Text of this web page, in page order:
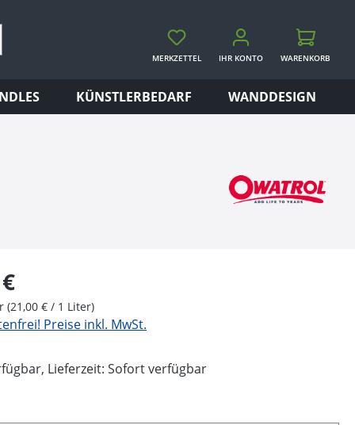
MERKZETTEL IHR KONTO
WARENKORB
KÜNSTLERBEDARF WANDDESIGN
(21,00 € / 1 Liter)
Preise inkl. MwSt.
Lieferzeit: Sofort verfügbar